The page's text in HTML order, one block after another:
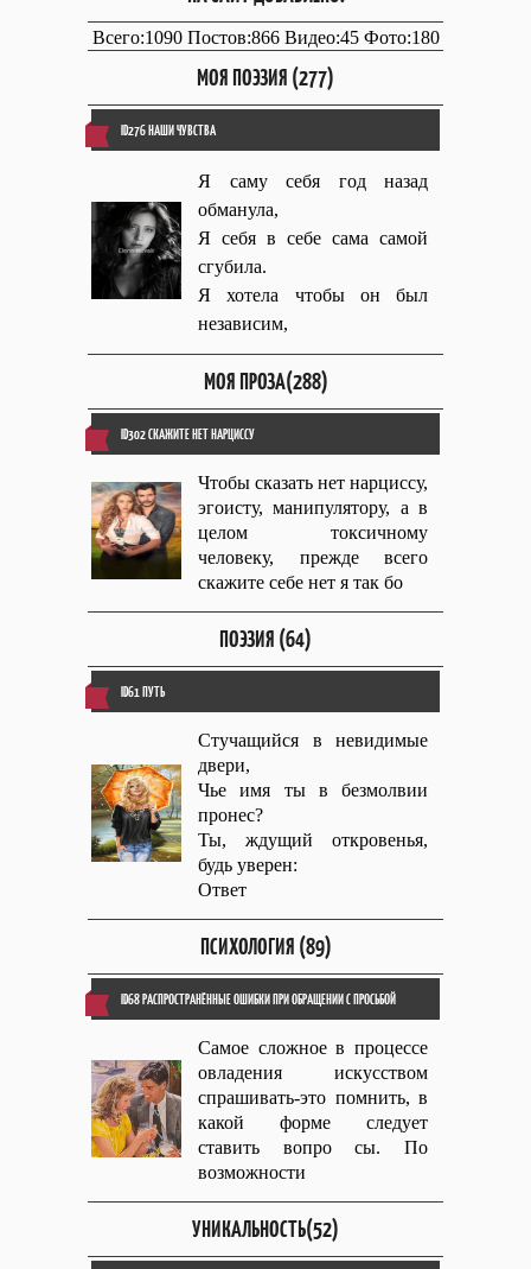
Всего:1090 Постов:866 Видео:45 Фото:180
МОЯ ПОЭЗИЯ (277)
ID276 НАШИ ЧУВСТВА
Я саму себя год назад
обманула,
Я себя в себе сама самой
сгубила.
Я хотела чтобы он был
независим,
МОЯ ПРОЗА(288)
ID302 СКАЖИТЕ НЕТ НАРЦИССУ
Чтобы сказать нет нарциссу,
эгоисту, манипулятору, а в
целом токсичному
человеку, прежде всего
скажите себе нет я так бо
ПОЭЗИЯ (64)
ID61 ПУТЬ
Стучащийся в невидимые
двери,
Чье имя ты в безмолвии
пронес?
Ты, ждущий откровенья,
будь уверен:
Ответ
ПСИХОЛОГИЯ (89)
ID68 РАСПРОСТРАНЁННЫЕ ОШИБКИ ПРИ ОБРАЩЕНИИ С ПРОСЬБОЙ
Самое сложное в процессе
овладения искусством
спрашивать-это помнить, в
какой форме следует
ставить вопро сы. По
возможности
УНИКАЛЬНОСТЬ(52)